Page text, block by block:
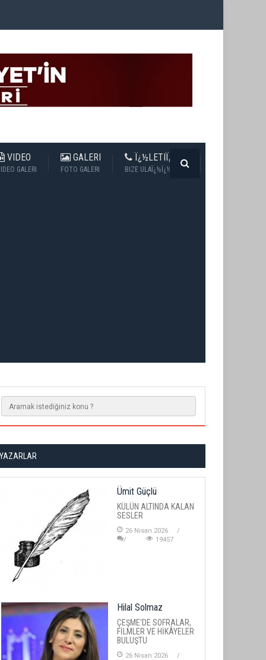
VIDEO
GALERI
GALERI
FOTO GALERI
Ï¿½LETIÏ¿½IM
BIZE ULAÏ¿½Ï¿½N
YAZARLAR
Ümit Güçlü
KÜLÜN ALTINDA KALAN
SESLER
26 Nisan 2026
19457
Hilal Solmaz
ÇEŞME'DE SOFRALAR,
FİLMLER VE HİKÂYELER
BULUŞTU
26 Nisan 2026